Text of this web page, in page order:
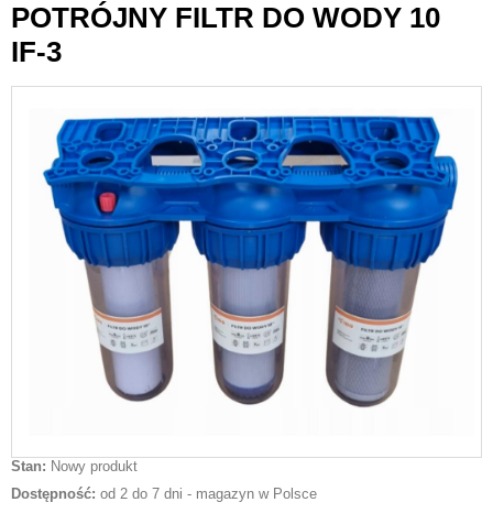
POTRÓJNY FILTR DO WODY 10
IF-3
Stan: Nowy produkt
Dostępność: od 2 do 7 dni - magazyn w Polsce